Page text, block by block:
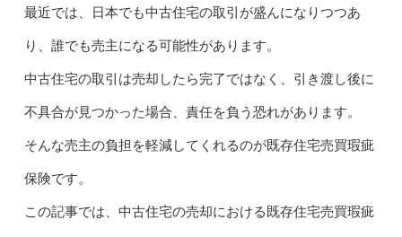
最近では、日本でも中古住宅の取引が盛んになりつつあ
り、誰でも売主になる可能性があります。
中古住宅の取引は売却したら完了ではなく、引き渡し後に
不具合が見つかった場合、責任を負う恐れがあります。
そんな売主の負担を軽減してくれるのが既存住宅売買瑕疵
保険です。
この記事では、中古住宅の売却における既存住宅売買瑕疵